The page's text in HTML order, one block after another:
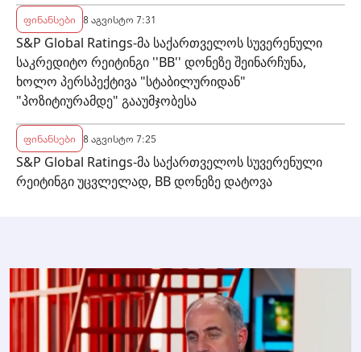
ფინანსები 8 აგვისტო 7:31
S&P Global Ratings-მა საქართველოს სუვერენული
საკრედიტო რეიტინგი ''BB'' დონეზე შეინარჩუნა,
ხოლო პერსპექტივა "სტაბილურიდან"
"პოზიტიურამდე" გააუმჯობესა
ფინანსები 8 აგვისტო 7:25
S&P Global Ratings-მა საქართველოს სუვერენული
რეიტინგი უცვლელად, BB დონეზე დატოვა